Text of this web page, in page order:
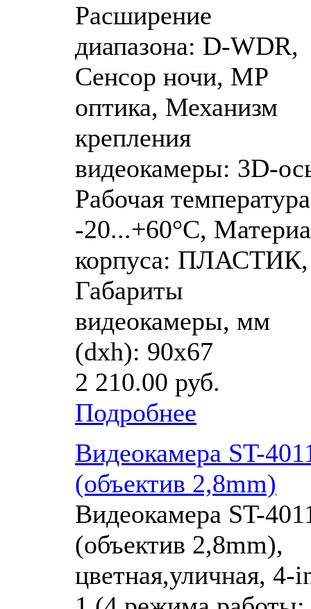
Расширение
диапазона: D-WDR,
Сенсор ночи, MP
оптика, Механизм
крепления
видеокамеры: 3D-
Рабочая
-20...+60°C,
корпуса: ПЛАСТИК,
Габариты
видеокамеры, мм
(dхh): 90х67
2 210.00 руб.
Подробнее
Видеокамера ST-
(объектив 2,8mm)
Видеокамера ST-
(объектив 2,8mm),
цветная,уличная, 4-